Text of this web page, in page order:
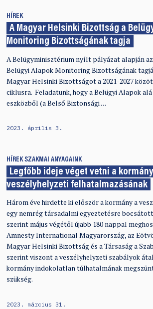
HÍREK
A Magyar Helsinki Bizottság a
Monitoring Bizottságának tagja
A Belügyminisztérium nyílt pályázat alapján
Belügyi Alapok Monitoring Bizottságának
Magyar Helsinki Bizottságot a 2021-2027
ciklusra. Feladatunk, hogy a Belügyi Alapok
eszközből (a Belső Biztonsági …
2023. április 3.
HÍREK SZAKMAI ANYAGAINK
Legfőbb ideje véget vetni a
veszélyhelyzeti felhatalmazásának
Három éve hirdette ki először a kormány a
egy nemrég társadalmi egyeztetésre
szerint május végétől újabb 180 nappal
Amnesty International Magyarország, az
Magyar Helsinki Bizottság és a Társaság a
szerint viszont a veszélyhelyzeti szabályok
kormány indokolatlan túlhatalmának
szükség.
2023. március 31.